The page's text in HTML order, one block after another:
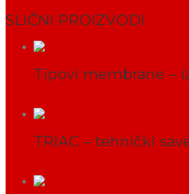
SLIČNI PROIZVODI
Tipovi membrane –
TRIAC – tehnički